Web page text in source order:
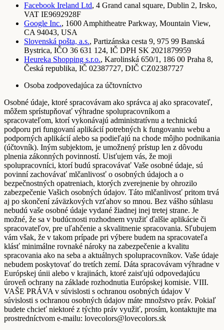
Facebook Ireland Ltd, 4 Grand canal square, Dublin 2, Irsko,
VAT IE9692928F
Google Inc., 1600 Amphitheatre Parkway, Mountain View,
CA 94043, USA
Slovenská pošta, a.s., Partizánska cesta 9, 975 99 Banská
Bystrica, IČO 36 631 124, IČ DPH SK 2021879959
Heureka Shopping s.r.o., Karolinská 650/1, 186 00 Praha 8,
Česká republika, IČ 02387727, DIČ CZ02387727
Osoba zodpovedajúca za účtovníctvo
Osobné údaje, ktoré spracovávam ako správca aj ako spracovateľ,
môžem sprístupňovať výhradne spolupracovníkom a
spracovateľom, ktorí vykonávajú administratívnu a technickú
podporu pri fungovaní aplikácií potrebných k fungovaniu webu a
podporných aplikácií alebo sa podieľajú na chode môjho podnikania
(účtovník). Iným subjektom, je umožnený prístup len z dôvodu
plnenia zákonných povinností. Uisťujem vás, že moji
spolupracovníci, ktorí budú spracovávať Vaše osobné údaje, sú
povinní zachovávať mlčanlivosť o osobných údajoch a o
bezpečnostných opatreniach, ktorých zverejnenie by ohrozilo
zabezpečenie Vašich osobných údajov. Táto mlčanlivosť pritom trvá
aj po skončení záväzkových vzťahov so mnou. Bez vášho súhlasu
nebudú vaše osobné údaje vydané žiadnej inej tretej strane. Je
možné, že sa v budúcnosti rozhodnem využiť ďalšie aplikácie či
spracovateľov, pre uľahčenie a skvalitnenie spracovania. Sľubujem
vám však, že v takom prípade pri výbere budem na spracovateľa
klásť minimálne rovnaké nároky na zabezpečenie a kvalitu
spracovania ako na seba a aktuálnych spolupracovníkov. Vaše údaje
nebudem poskytovať do tretích zemí. Dáta spracovávam výhradne v
Európskej únii alebo v krajinách, ktoré zaisťujú odpovedajúcu
úroveň ochrany na základe rozhodnutia Európskej komisie. VIII.
VAŠE PRÁVA v súvislosti s ochranou osobných údajov V
súvislosti s ochranou osobných údajov máte množstvo práv. Pokiaľ
budete chcieť niektoré z týchto práv využiť, prosím, kontaktujte ma
prostredníctvom e-mailu: lovecolors@lovecolors.sk